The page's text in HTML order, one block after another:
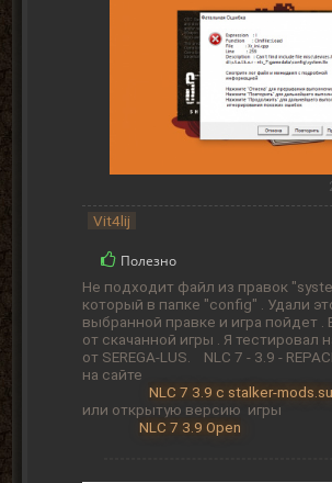
Vit4lij
Полезно
Не подходит файл из правок
который в папке "config" . Удали
выбранной правке и игра пойдет .
от скачанной игры . Я тестировал
от SEREGA-LUS. NLC 7 - 3.9 -
на сайте
NLC 7 3.9 с stalker-mods.su
или открытую версию игры
NLC 7 3.9 Open